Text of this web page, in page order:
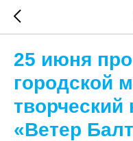
25 июня
городской
творческий
«Ветер